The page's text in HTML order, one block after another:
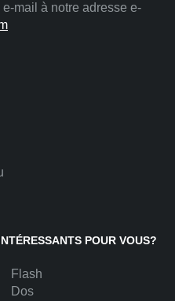
mail à notre adresse e-
POUR VOUS?
Flash
Dos